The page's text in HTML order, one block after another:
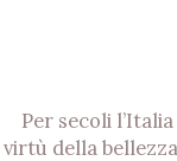
Per secoli
virtù della